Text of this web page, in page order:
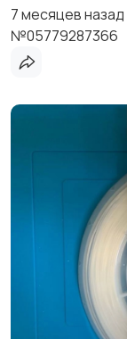
7 месяцев назад
№05779287366